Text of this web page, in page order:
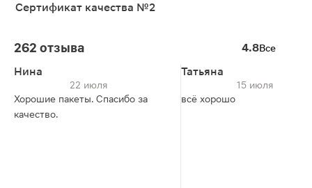
Сертификат качества №2
262 отзыва 4.8Все
Нина
22 июля
Хорошие пакеты. Спасибо за
качество.
Татьяна
15 июля
всё хорошо